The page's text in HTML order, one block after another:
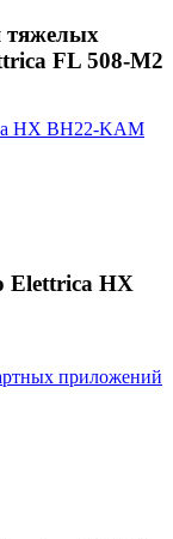
тяжелых
FL 508-M2
Elettrica HX